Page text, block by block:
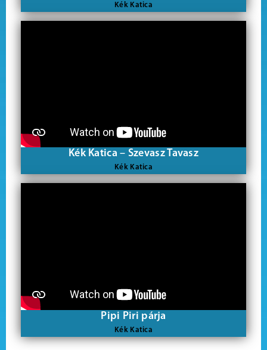
Kék Katica
Kék Katica – Szevasz Tavasz
Kék Katica
Pipi Piri párja
Kék Katica